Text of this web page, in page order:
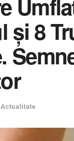
și 8
Actualitate